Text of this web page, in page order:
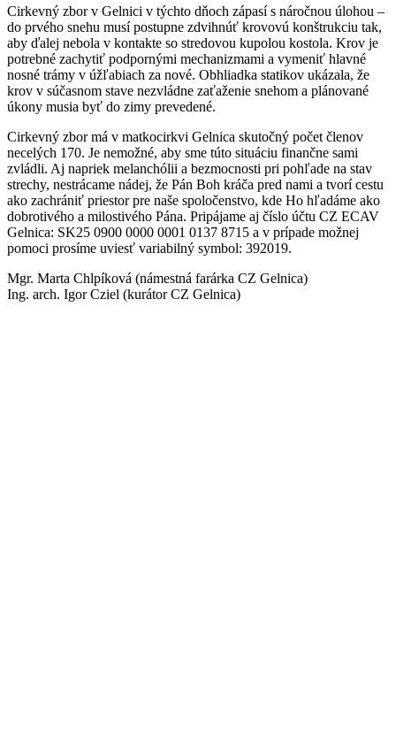
Cirkevný zbor v Gelnici v týchto dňoch zápasí s náročnou úlohou –
do prvého snehu musí postupne zdvihnúť krovovú konštrukciu tak,
aby ďalej nebola v kontakte so stredovou kupolou kostola. Krov je
potrebné zachytiť podpornými mechanizmami a vymeniť hlavné
nosné trámy v úžľabiach za nové. Obhliadka statikov ukázala, že
krov v súčasnom stave nezvládne zaťaženie snehom a plánované
úkony musia byť do zimy prevedené.
Cirkevný zbor má v matkocirkvi Gelnica skutočný počet členov
necelých 170. Je nemožné, aby sme túto situáciu finančne sami
zvládli. Aj napriek melanchólii a bezmocnosti pri pohľade na stav
strechy, nestrácame nádej, že Pán Boh kráča pred nami a tvorí cestu
ako zachrániť priestor pre naše spoločenstvo, kde Ho hľadáme ako
dobrotivého a milostivého Pána. Pripájame aj číslo účtu CZ ECAV
Gelnica: SK25 0900 0000 0001 0137 8715 a v prípade možnej
pomoci prosíme uviesť variabilný symbol: 392019.
Mgr. Marta Chlpíková (námestná farárka CZ Gelnica)
Ing. arch. Igor Cziel (kurátor CZ Gelnica)